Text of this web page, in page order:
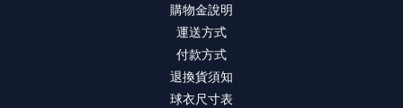
購物金說明
運送方式
付款方式
退換貨須知
球衣尺寸表